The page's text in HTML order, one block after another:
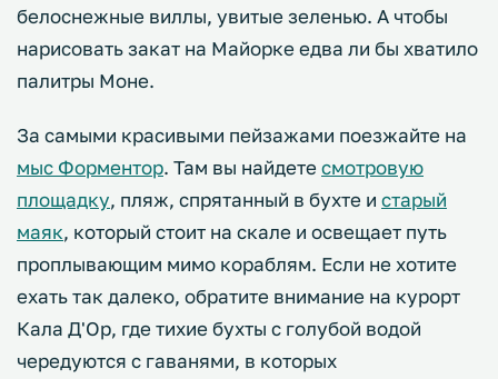
белоснежные виллы, увитые зеленью. А чтобы
нарисовать закат на Майорке едва ли бы хватило
палитры Моне.
За самыми красивыми пейзажами поезжайте на
мыс Форментор. Там вы найдете смотровую
площадку, пляж, спрятанный в бухте и старый
маяк, который стоит на скале и освещает путь
проплывающим мимо кораблям. Если не хотите
ехать так далеко, обратите внимание на курорт
Кала Д'Ор, где тихие бухты с голубой водой
чередуются с гаванями, в которых